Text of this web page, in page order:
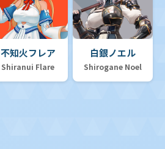
不知火フレア
Shiranui Flare
白銀ノエル
Shirogane Noel